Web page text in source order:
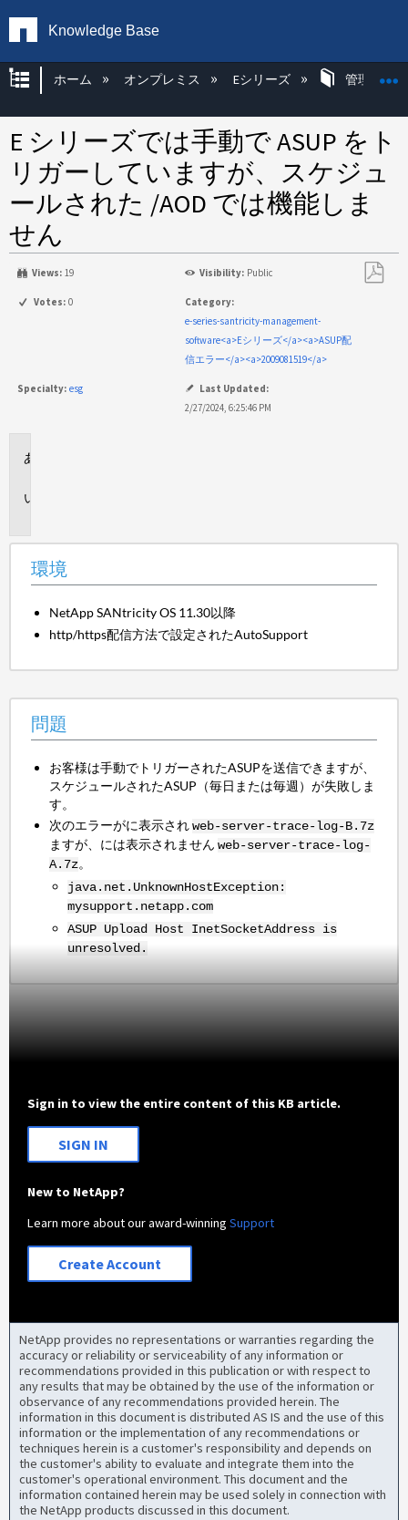
Knowledge Base
グローバル階層を展開/折りたたむ
ホーム オンプレミス Eシリーズ 管理アプ
E シリーズでは手動で ASUP をト
リガーしていますが、スケジュ
ールされた /AOD では機能しま
せん
Views: 19 Visibility: Public
Votes: 0
Category:
e-series-santricity-management-
software<a>Eシリーズ</a><a>ASUP配
信エラー</a><a>2009081519</a>
Specialty: esg
Last Updated:
2/27/2024, 6:25:46 PM
環境
NetApp SANtricity OS 11.30以降
http/https配信方法で設定されたAutoSupport
問題
お客様は手動でトリガーされたASUPを送信できますが、
スケジュールされたASUP（毎日または毎週）が失敗しま
す。
次のエラーがに表示されweb-server-trace-log-B.7z
ますが、には表示されませんweb-server-trace-log-
A.7z。
java.net.UnknownHostException:
mysupport.netapp.com
ASUP Upload Host InetSocketAddress is
unresolved.
Sign in to view the entire content of this KB article.
SIGN IN
New to NetApp?
Learn more about our award-winningSupport
Create Account
NetApp provides no representations or warranties regarding the
accuracy or reliability or serviceability of any information or
recommendations provided in this publication or with respect to
any results that may be obtained by the use of the information or
observance of any recommendations provided herein. The
information in this document is distributed AS IS and the use of this
information or the implementation of any recommendations or
techniques herein is a customer's responsibility and depends on
the customer's ability to evaluate and integrate them into the
customer's operational environment. This document and the
information contained herein may be used solely in connection with
the NetApp products discussed in this document.